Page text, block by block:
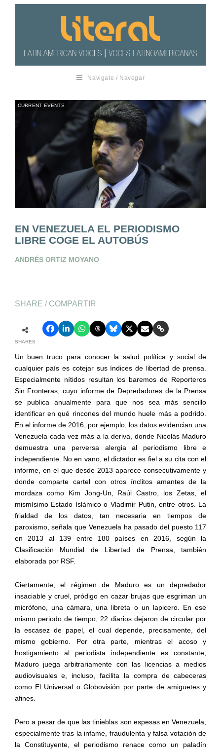
Navigate / Navegar
CURRENT EVENTS
EN VENEZUELA EL PERIODISMO
LIBRE COGE EL AUTOBÚS
ANDRÉS ORTIZ MOYANO
SHARE / COMPARTIR
SHARES
Un buen truco para conocer la salud política y social de
cualquier país es cotejar sus índices de libertad de prensa.
Especialmente nítidos resultan los baremos de Reporteros
Sin Fronteras, cuyo informe de Depredadores de la Prensa
se publica anualmente para que nos sea más sencillo
identificar en qué rincones del mundo huele más a podrido.
En el informe de 2016, por ejemplo, los datos evidencian una
Venezuela cada vez más a la deriva, donde Nicolás Maduro
demuestra una perversa alergia al periodismo libre e
independiente. No en vano, el dictador es fiel a su cita con el
informe, en el que desde 2013 aparece consecutivamente y
donde comparte cartel con otros ínclitos amantes de la
mordaza como Kim Jong-Un, Raúl Castro, los Zetas, el
mismísimo Estado Islámico o Vladimir Putin, entre otros. La
frialdad de los datos, tan necesaria en tiempos de
paroxismo, señala que Venezuela ha pasado del puesto 117
en 2013 al 139 entre 180 países en 2016, según la
Clasificación Mundial de Libertad de Prensa, también
elaborada por RSF.
Ciertamente, el régimen de Maduro es un depredador
insaciable y cruel, pródigo en cazar brujas que esgriman un
micrófono, una cámara, una libreta o un lapicero. En ese
mismo periodo de tiempo, 22 diarios dejaron de circular por
la escasez de papel, el cual depende, precisamente, del
mismo gobierno. Por otra parte, mientras el acoso y
hostigamiento al periodista independiente es constante,
Maduro juega arbitrariamente con las licencias a medios
audiovisuales e, incluso, facilita la compra de cabeceras
como El Universal o Globovisión por parte de amiguetes y
afines.
Pero a pesar de que las tinieblas son espesas en Venezuela,
especialmente tras la infame, fraudulenta y falsa votación de
la Constituyente, el periodismo renace como un paladín